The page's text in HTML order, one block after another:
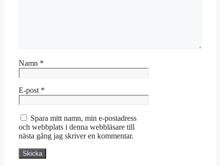
Namn *
E-post *
Spara mitt namn, min e-postadress
och webbplats i denna webbläsare till
nästa gång jag skriver en kommentar.